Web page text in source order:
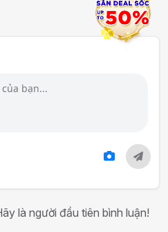
là người đầu tiên bình luận!